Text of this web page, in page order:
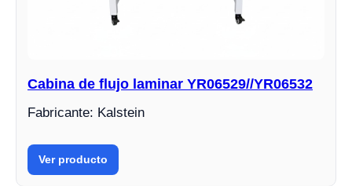
Cabina de flujo laminar YR06529//YR06532
Fabricante: Kalstein
Ver producto